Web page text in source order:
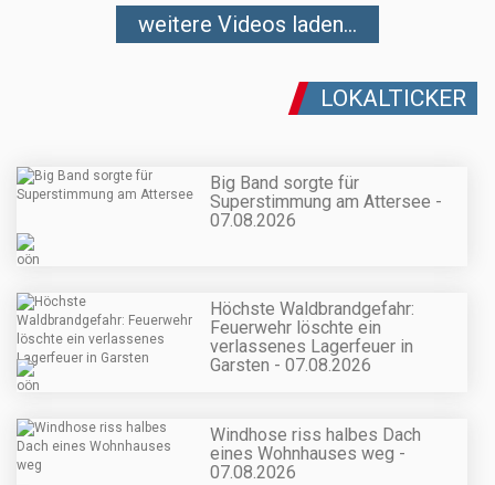
weitere Videos laden...
LOKALTICKER
Big Band sorgte für
Superstimmung am Attersee -
07.08.2026
Höchste Waldbrandgefahr:
Feuerwehr löschte ein
verlassenes Lagerfeuer in
Garsten - 07.08.2026
Windhose riss halbes Dach
eines Wohnhauses weg -
07.08.2026